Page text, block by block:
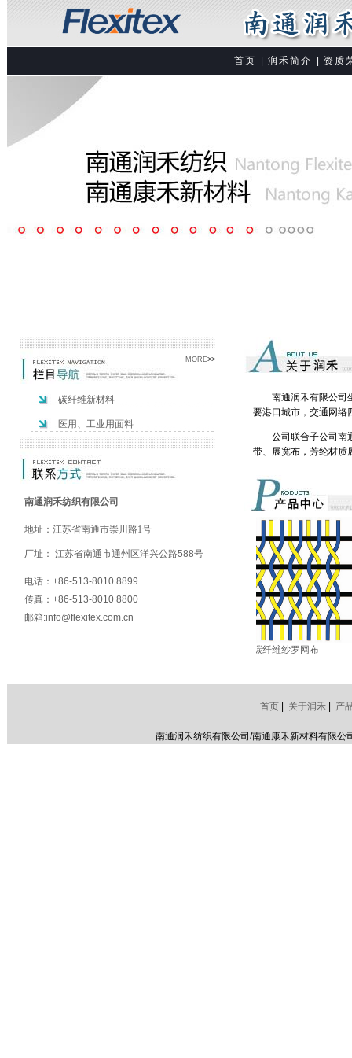
首页 润禾简介 资质
MORE>>
碳纤维新材料
医用、工业用面料
南通润禾纺织有限公司
地址： 江苏省南通市崇川路1号
厂址： 江苏省南通市通州区洋兴公路588号
电话：+86-513-8010 8899
传真：+86-513-8010 8800
邮箱:info@flexitex.com.cn
南通润禾有限公司坐
要港口城市，交通网络
公司联合子公司南通
带、展宽布，芳纶材质
碳纤维纱罗网布
首页| 关于润禾| 产
南通润禾纺织有限公司/南通康禾新材料有限